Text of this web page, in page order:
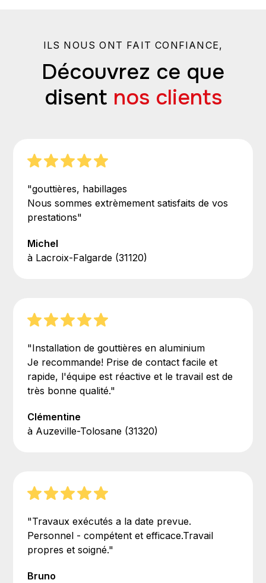
ILS NOUS ONT FAIT CONFIANCE,
Découvrez ce que
disent nos clients
"gouttières, habillages
Nous sommes extrèmement satisfaits de vos
prestations"
Michel
à Lacroix-Falgarde (31120)
"Installation de gouttières en aluminium
Je recommande! Prise de contact facile et
rapide, l'équipe est réactive et le travail est de
très bonne qualité."
Clémentine
à Auzeville-Tolosane (31320)
"Travaux exécutés a la date prevue.
Personnel - compétent et efficace.Travail
propres et soigné."
Bruno